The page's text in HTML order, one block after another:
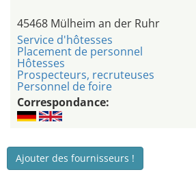
45468 Mülheim an der Ruhr
Service d'hôtesses
Placement de personnel
Hôtesses
Prospecteurs, recruteuses
Personnel de foire
Correspondance:
Ajouter des fournisseurs !